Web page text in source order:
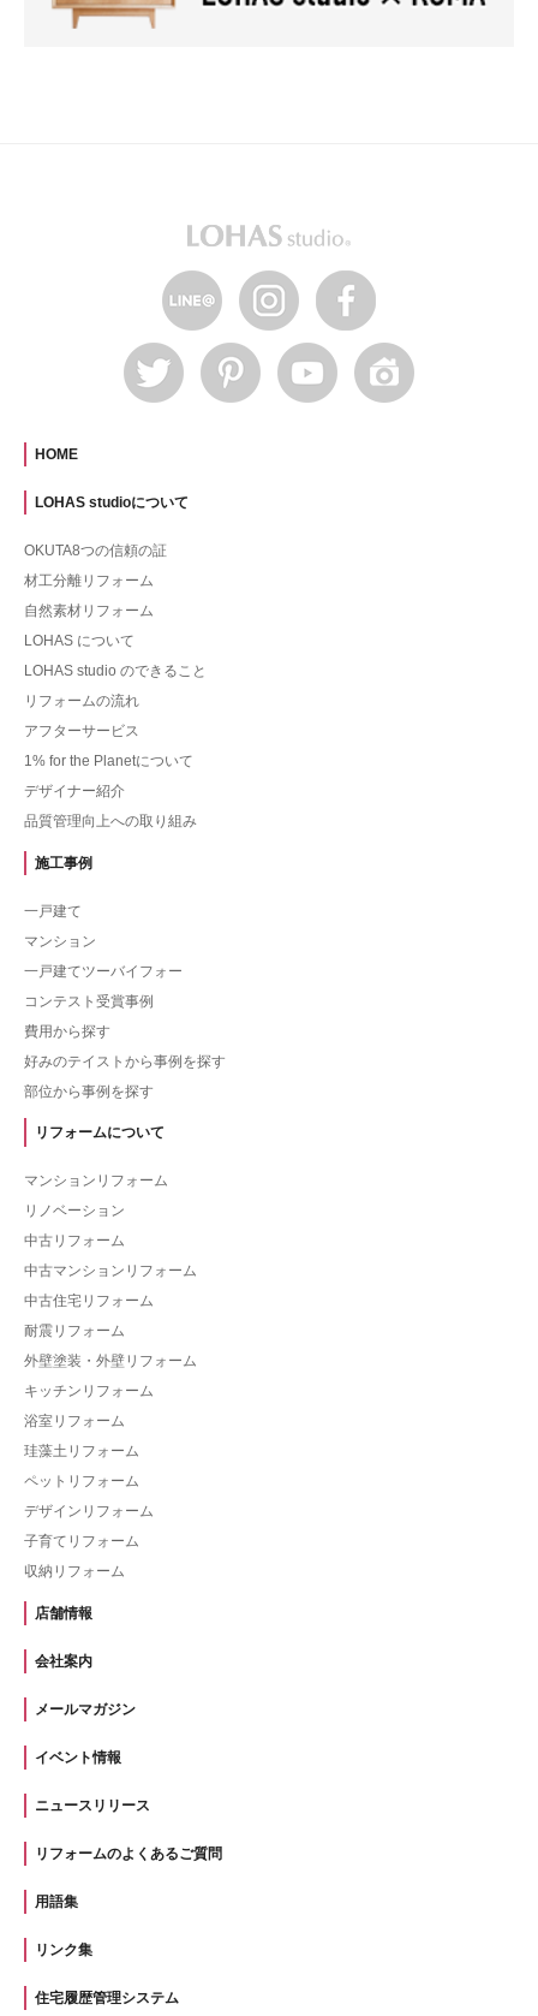
HOME
LOHAS studioについて
OKUTA8つの信頼の証
材工分離リフォーム
自然素材リフォーム
LOHAS について
LOHAS studio のできること
リフォームの流れ
アフターサービス
1% for the Planetについて
デザイナー紹介
品質管理向上への取り組み
施工事例
一戸建て
マンション
一戸建てツーバイフォー
コンテスト受賞事例
費用から探す
好みのテイストから事例を探す
部位から事例を探す
リフォームについて
マンションリフォーム
リノベーション
中古リフォーム
中古マンションリフォーム
中古住宅リフォーム
耐震リフォーム
外壁塗装・外壁リフォーム
キッチンリフォーム
浴室リフォーム
珪藻土リフォーム
ペットリフォーム
デザインリフォーム
子育てリフォーム
収納リフォーム
店舗情報
会社案内
メールマガジン
イベント情報
ニュースリリース
リフォームのよくあるご質問
用語集
リンク集
住宅履歴管理システム